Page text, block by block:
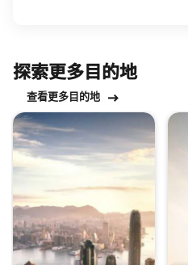
探索更多目的地
跳过 探索更多目的地 轮播 使
查看更多目的地